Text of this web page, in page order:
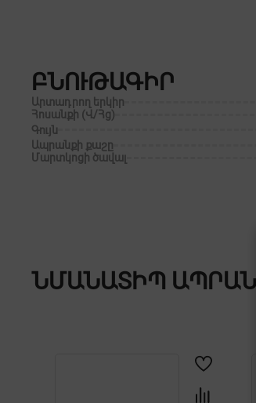
ԲՆՈՒԹԱԳԻՐ
Արտադրող երկիր
Հոսանքի (Վ/Հց)
Գույն
Ապրանքի քաշը
Մարտկոցի ծավալ
ՆՄԱՆԱՏԻՊ